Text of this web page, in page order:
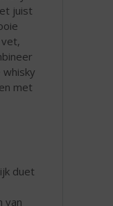
juist
met
duet
van